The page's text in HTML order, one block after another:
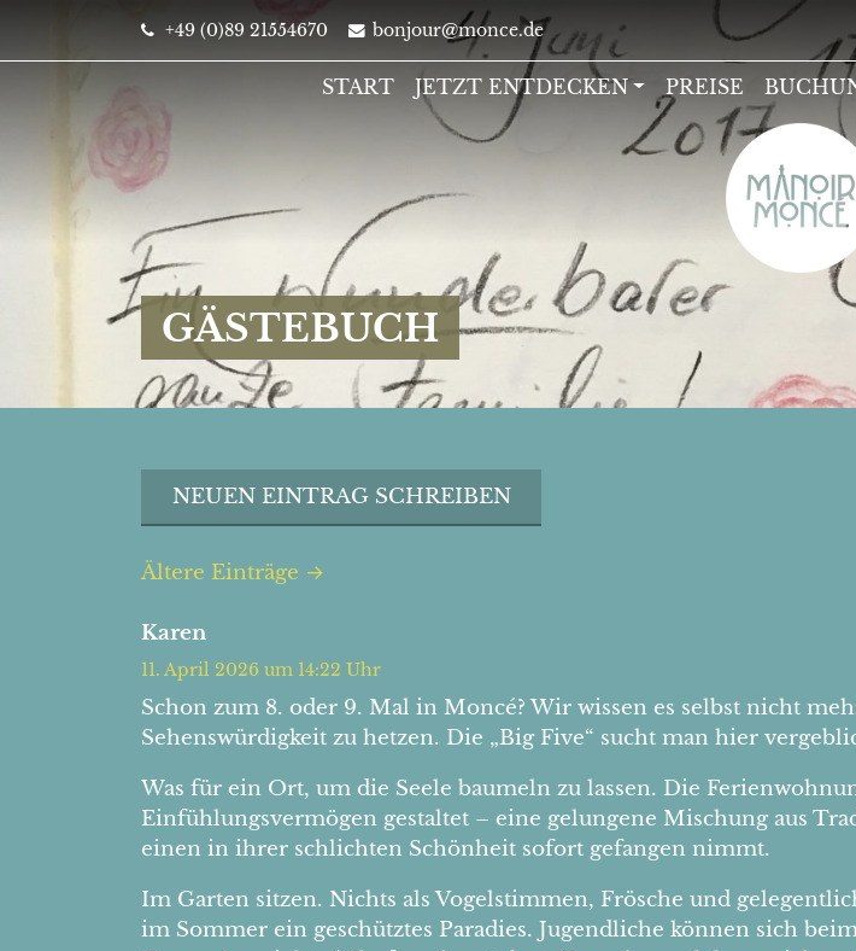
+49 (0)89 21554670 bonjour@monce.de
START JETZT ENTDECKEN PREISE
GÄSTEBUCH
NEUEN EINTRAG SCHREIBEN
Ältere Einträge →
Karen
11. April 2026 um 14:22 Uhr
Schon zum 8. oder 9. Mal in Moncé? Wir wissen es selbst nicht
Sehenswürdigkeit zu hetzen. Die „Big Five“ sucht man hier
Was für ein Ort, um die Seele baumeln zu lassen. Die
Einfühlungsvermögen gestaltet – eine gelungene Mischung aus
einen in ihrer schlichten Schönheit sofort gefangen nimmt.
Im Garten sitzen. Nichts als Vogelstimmen, Frösche und
im Sommer ein geschütztes Paradies. Jugendliche können sich